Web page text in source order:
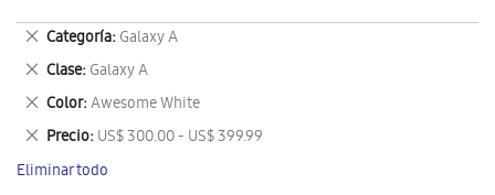
Categoría Galaxy A
Eliminar
este
artículo
Clase Galaxy A
Eliminar
este
artículo
Color Awesome White
Eliminar
este
artículo
Precio US$ 300.00 - US$ 399.99
Eliminar
este
artículo
Eliminar todo